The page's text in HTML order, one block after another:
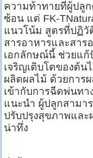
ความท้าทายที่ผู้ปลู
ซ้อน แต่ FK-
แนวโน้ม สูตรที่ปฏิวั
สารอาหารและสาร
เอกลักษณ์นี้ ช่วยแก้
เจริญเติบโตของต้
ผลิตผลไม้ ด้วยการ
เข้ากับการฉีดพ่นทา
แนะนำ ผู้ปลูกสามา
ปรับปรุงสุขภาพและ
น่าทึ่ง